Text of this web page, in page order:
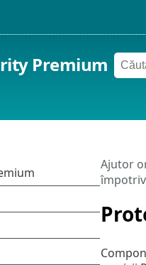
Premium
Ajutor